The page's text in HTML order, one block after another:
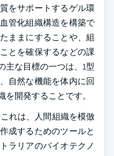
をサポートするゲル環
管化組織構造を構築で
ままにすることや、組
とを確保するなどの課
主な目標の一つは、1型
自然な機能を体内に回
開発することです。
これは、人間組織を模倣
成するためのツールと
ラリアのバイオテクノ